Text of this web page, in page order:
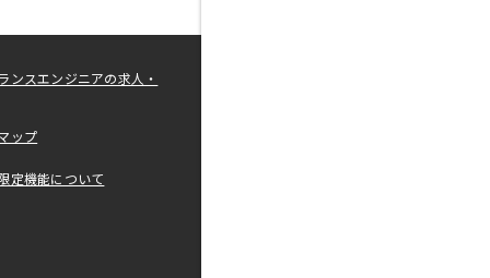
ンスエンジニアの求人・
ップ
定機能について